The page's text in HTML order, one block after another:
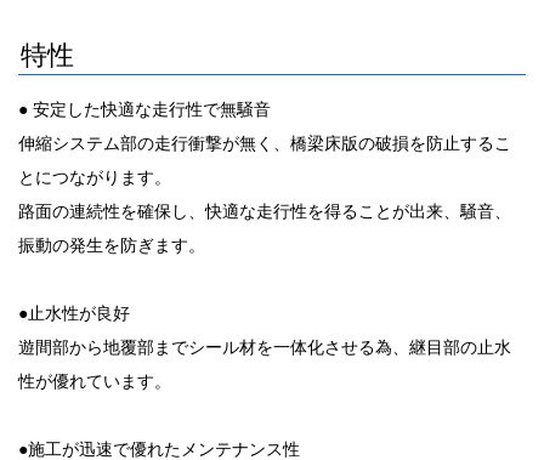
特性
● 安定した快適な走行性で無騒音
伸縮システム部の走行衝撃が無く、橋梁床版の破損を防止するこ
とにつながります。
路面の連続性を確保し、快適な走行性を得ることが出来、騒音、
振動の発生を防ぎます。
●止水性が良好
遊間部から地覆部までシール材を一体化させる為、継目部の止水
性が優れています。
●施工が迅速で優れたメンテナンス性